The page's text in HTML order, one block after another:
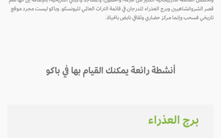
قصر الشروانشاهيين وبرج العذراء المدرجان في قائمة التراث العالمي لليونسكو. وباكو ليست مجرد موقع
تاريخي فسحب وإنما مركز حضاري وثقافي نابض بالحياة.
أنشطة رائعة يمكنك القيام بها في باكو
برج العذراء